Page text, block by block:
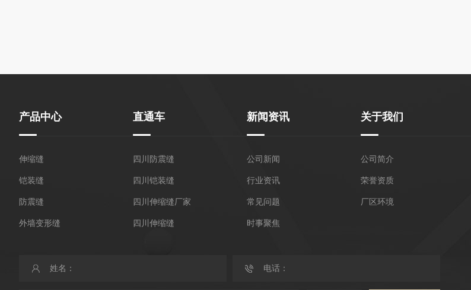
产品中心
伸缩缝
铠装缝
防震缝
外墙变形缝
直通车
四川防震缝
四川铠装缝
四川伸缩缝厂家
四川伸缩缝
新闻资讯
公司新闻
行业资讯
常见问题
时事聚焦
关于我们
公司简介
荣誉资质
厂区环境